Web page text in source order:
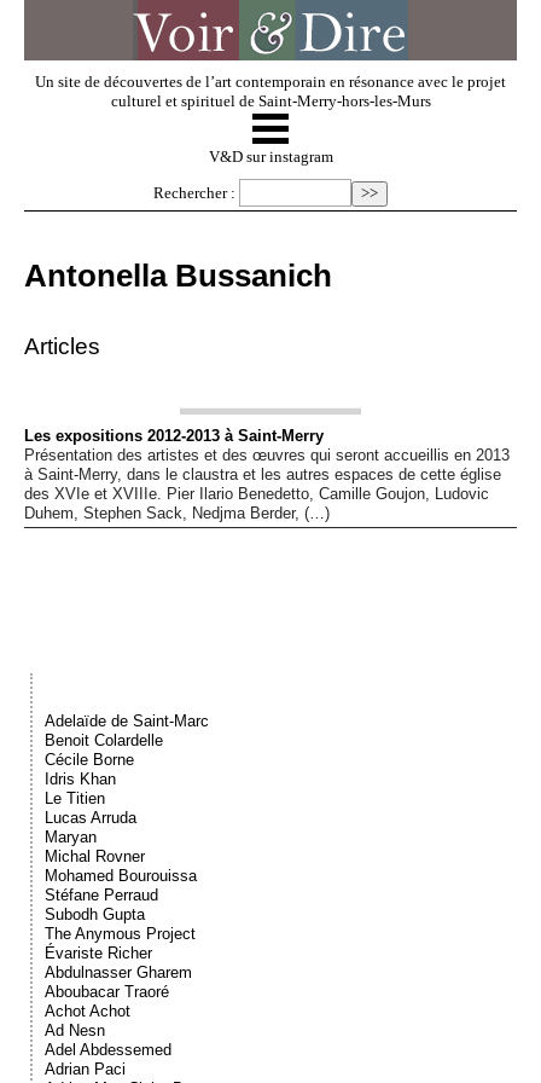
Un site de découvertes de l’art contemporain en résonance avec le projet
culturel et spirituel de Saint-Merry-hors-les-Murs
V & D
Dossiers
☰
V&D sur instagram
Rechercher :
Antonella Bussanich
Articles
Les expositions 2012-2013 à Saint-Merry
Présentation des artistes et des œuvres qui seront accueillis en 2013
à Saint-Merry, dans le claustra et les autres espaces de cette église
des XVIe et XVIIIe. Pier Ilario Benedetto, Camille Goujon, Ludovic
Duhem, Stephen Sack, Nedjma Berder, (…)
Adelaïde de Saint-Marc
Benoit Colardelle
Cécile Borne
Idris Khan
Le Titien
Lucas Arruda
Maryan
Michal Rovner
Mohamed Bourouissa
Stéfane Perraud
Subodh Gupta
The Anymous Project
Évariste Richer
Abdulnasser Gharem
Aboubacar Traoré
Achot Achot
Ad Nesn
Adel Abdessemed
Adrian Paci